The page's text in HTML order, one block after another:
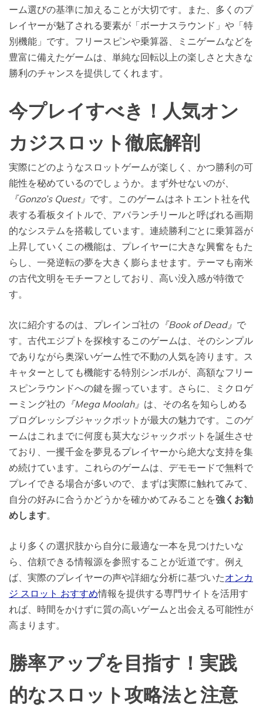
ーム選びの基準に加えることが大切です。また、多くのプ
レイヤーが魅了される要素が「ボーナスラウンド」や「特
別機能」です。フリースピンや乗算器、ミニゲームなどを
豊富に備えたゲームは、単純な回転以上の楽しさと大きな
勝利のチャンスを提供してくれます。
今プレイすべき！人気オン
カジスロット徹底解剖
実際にどのようなスロットゲームが楽しく、かつ勝利の可
能性を秘めているのでしょうか。まず外せないのが、
『Gonzo’s Quest』 です。このゲームはネトエント社を代
表する看板タイトルで、アバランチリールと呼ばれる画期
的なシステムを搭載しています。連続勝利ごとに乗算器が
上昇していくこの機能は、プレイヤーに大きな興奮をもた
らし、一発逆転の夢を大きく膨らませます。テーマも南米
の古代文明をモチーフとしており、高い没入感が特徴で
す。
次に紹介するのは、プレインゴ社の 『Book of Dead』 で
す。古代エジプトを探検するこのゲームは、そのシンプル
でありながら奥深いゲーム性で不動の人気を誇ります。ス
キャターとしても機能する特別シンボルが、高額なフリー
スピンラウンドへの鍵を握っています。さらに、ミクロゲ
ーミング社の 『Mega Moolah』 は、その名を知らしめる
プログレッシブジャックポットが最大の魅力です。このゲ
ームはこれまでに何度も莫大なジャックポットを誕生させ
ており、一攫千金を夢見るプレイヤーから絶大な支持を集
め続けています。これらのゲームは、デモモードで無料で
プレイできる場合が多いので、まずは実際に触れてみて、
自分の好みに合うかどうかを確かめてみることを強くお勧
めします。
より多くの選択肢から自分に最適な一本を見つけたいな
ら、信頼できる情報源を参照することが近道です。例え
ば、実際のプレイヤーの声や詳細な分析に基づいたオンカ
ジ スロット おすすめ情報を提供する専門サイトを活用す
れば、時間をかけずに質の高いゲームと出会える可能性が
高まります。
勝率アップを目指す！実践
的なスロット攻略法と注意